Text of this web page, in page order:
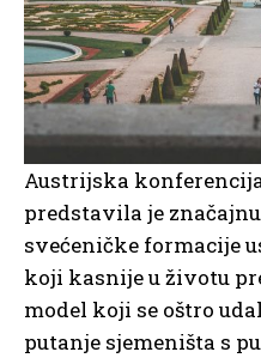
Austrijska
predstavila je
svećeničke formacije
koji kasnije u životu
model koji se oštro
putanje sjemeništa s